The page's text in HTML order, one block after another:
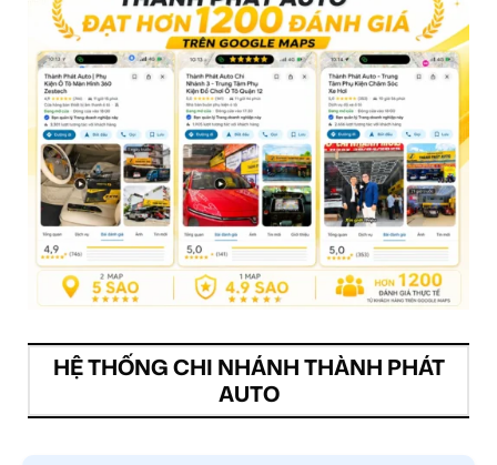
HỆ THỐNG CHI NHÁNH THÀNH PHÁT
AUTO